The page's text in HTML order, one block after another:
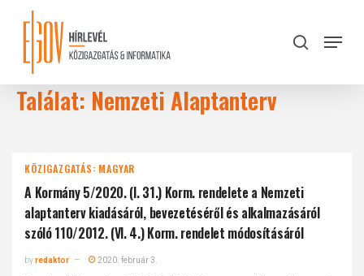
content
search
Menu
Találat: Nemzeti Alaptanterv
KÖZIGAZGATÁS: MAGYAR
A Kormány 5/2020. (I. 31.) Korm. rendelete a Nemzeti
alaptanterv kiadásáról, bevezetéséről és alkalmazásáról
szóló 110/2012. (VI. 4.) Korm. rendelet módosításáról
byredaktor 2020. február 3.
Close